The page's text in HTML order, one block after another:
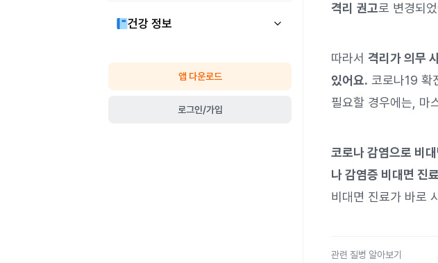
건강 정보
앱 다운로드
로그인/가입
격리 권고로 변경되
따라서 격리가 의무
있어요. 코로나19 확
필요할 경우에는, 마
코로나 감염으로 비
나 감염증 비대면 진
비대면 진료가 바로
관련 질병 알아보기